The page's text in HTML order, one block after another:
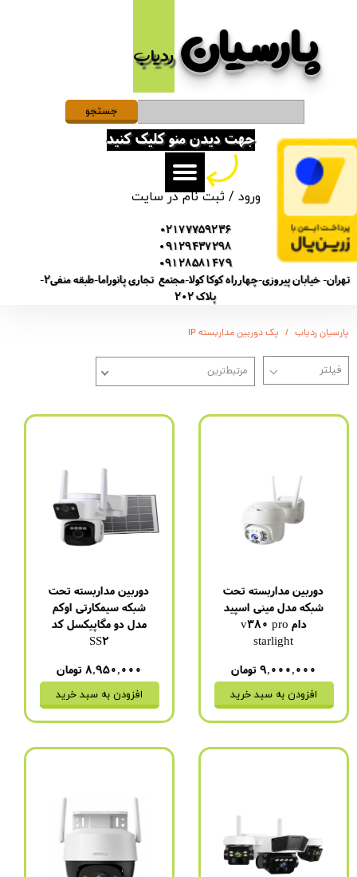
پارسیان​​​​​​​ردیاب
ورود /ثبت نام در سایت
حساب کاربری من
تغییر گذر واژه
سفارشات
خروج از حساب کاربری
02177759236
09129437298
09128581479
تهران- خیابان پیروزی-چهارراه کوکا کولا-مجتمع تجاری پانوراما-طبقه منفی2-
پلاک 202
جهت دیدن منو کلیک کنید
جستجو
پارسیان ردیاب پک دوربین مداربسته IP
مرتبط‌ترین
دوربین مداربسته تحت
شبکه مدل مینی اسپید
دام v380 pro
starlight
۹,۰۰۰,۰۰۰ تومان
افزودن به سبد خرید
دوربین مداربسته تحت
شبکه سیمکارتی اوکم
مدل دو مگاپیکسل کد
SS2
۸,۹۵۰,۰۰۰ تومان
افزودن به سبد خرید